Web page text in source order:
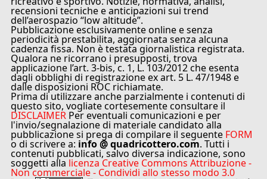
recensioni tecniche e anticipazioni sui trend
dell’aerospazio “low altitude”.
Pubblicazione esclusivamente online e senza
periodicità prestabilita, aggiornata senza alcuna
cadenza fissa. Non è testata giornalistica registrata.
Qualora ne ricorrano i presupposti, trova
applicazione l’art. 3-bis, c. 1, L. 103/2012 che esenta
dagli obblighi di registrazione ex art. 5 L. 47/1948 e
dalle disposizioni ROC richiamate.
Prima di utilizzare anche parzialmente i contenuti di
questo sito, vogliate cortesemente consultare il
DISCLAIMER Per eventuali comunicazioni e per
l'invio/segnalazione di materiale candidato alla
pubblicazione si prega di compilare il seguente FORM
o di scrivere a: info @ quadricottero.com. Tutti i
contenuti pubblicati, salvo diversa indicazione, sono
soggetti alla licenza Creative Commons Attribuzione -
Non commerciale - Condividi allo stesso modo 3.0